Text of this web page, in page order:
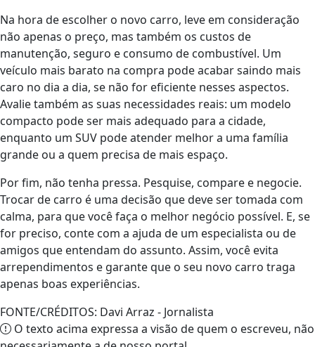
Na hora de escolher o novo carro, leve em consideração
não apenas o preço, mas também os custos de
manutenção, seguro e consumo de combustível. Um
veículo mais barato na compra pode acabar saindo mais
caro no dia a dia, se não for eficiente nesses aspectos.
Avalie também as suas necessidades reais: um modelo
compacto pode ser mais adequado para a cidade,
enquanto um SUV pode atender melhor a uma família
grande ou a quem precisa de mais espaço.
Por fim, não tenha pressa. Pesquise, compare e negocie.
Trocar de carro é uma decisão que deve ser tomada com
calma, para que você faça o melhor negócio possível. E, se
for preciso, conte com a ajuda de um especialista ou de
amigos que entendam do assunto. Assim, você evita
arrependimentos e garante que o seu novo carro traga
apenas boas experiências.
FONTE/CRÉDITOS: Davi Arraz - Jornalista
O texto acima expressa a visão de quem o escreveu, não